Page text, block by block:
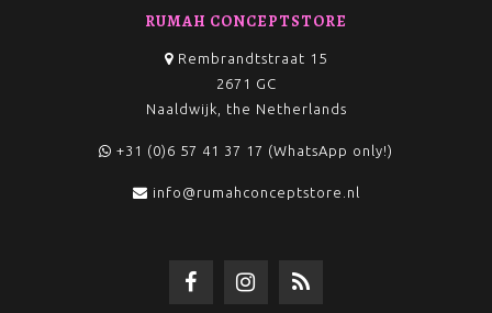
RUMAH CONCEPTSTORE
Rembrandtstraat 15
2671 GC
Naaldwijk, the Netherlands
+31 (0)6 57 41 37 17 (WhatsApp only!)
info@rumahconceptstore.nl